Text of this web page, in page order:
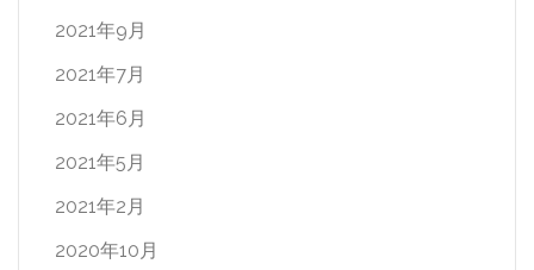
2021年9月
2021年7月
2021年6月
2021年5月
2021年2月
2020年10月